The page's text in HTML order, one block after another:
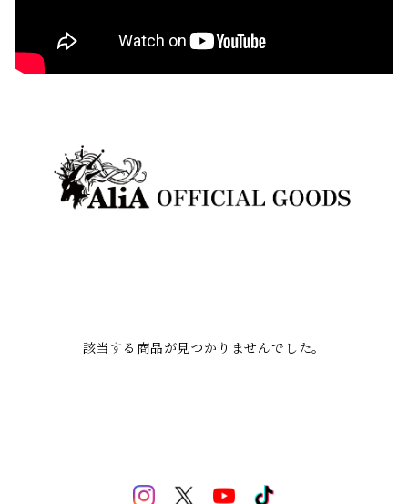
該当する商品が見つかりませんでした。